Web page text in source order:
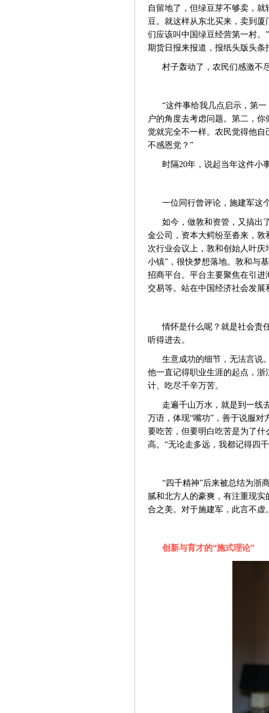
自留地了，但绿豆芽不够卖，
豆。就这样从东北买来，卖到
们应该叫中国绿豆经营第一村
期货日报来报道，报纸头版头
村子轰动了，农民们感激不
“这件事给我几点启示，第
户的角度去考虑问题。第二，
觉就完全不一样。农民觉得他
不感恩党？”
时隔20年，说起当年这件小
一位同行曾评论，施建军这
如今，做敦和资管，又搞出
金公司，资本大鳄纷至沓来，敦
次行业会议上，敦和创始人叶
小镇”，很快梦想落地。敦和与
招商平台。平台主要聚焦在引
交易等。站在中国经济社会发
情怀是什么呢？就是社会责
听得进去。
生意成功的细节，无法言说
他一直记得职业生涯的起点，浙
计、吃尽千辛万苦。
走遍千山万水，就是到一线
万语，体现“嘴功”，善于说服
要吃苦，但要明白吃苦是为了
高。“无论走多远，我都记得四
“四千精神”后来被总结为浙
腻和北方人的豪爽，有注重现
合之美。对于施建军，此言不虚
创新与育才的“施式理论”